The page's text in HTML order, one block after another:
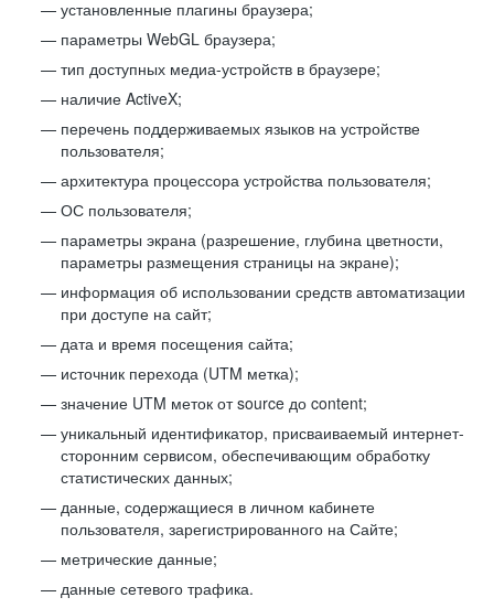
установленные плагины браузера;
параметры WebGL браузера;
тип доступных медиа-устройств в браузере;
наличие ActiveX;
перечень поддерживаемых языков на устройстве
пользователя;
архитектура процессора устройства пользователя;
ОС пользователя;
параметры экрана (разрешение, глубина цветности,
параметры размещения страницы на экране);
информация об использовании средств автоматизации
при доступе на сайт;
дата и время посещения сайта;
источник перехода (UTM метка);
значение UTM меток от source до content;
уникальный идентификатор, присваиваемый интернет-
сторонним сервисом, обеспечивающим обработку
статистических данных;
данные, содержащиеся в личном кабинете
пользователя, зарегистрированного на Сайте;
метрические данные;
данные сетевого трафика.